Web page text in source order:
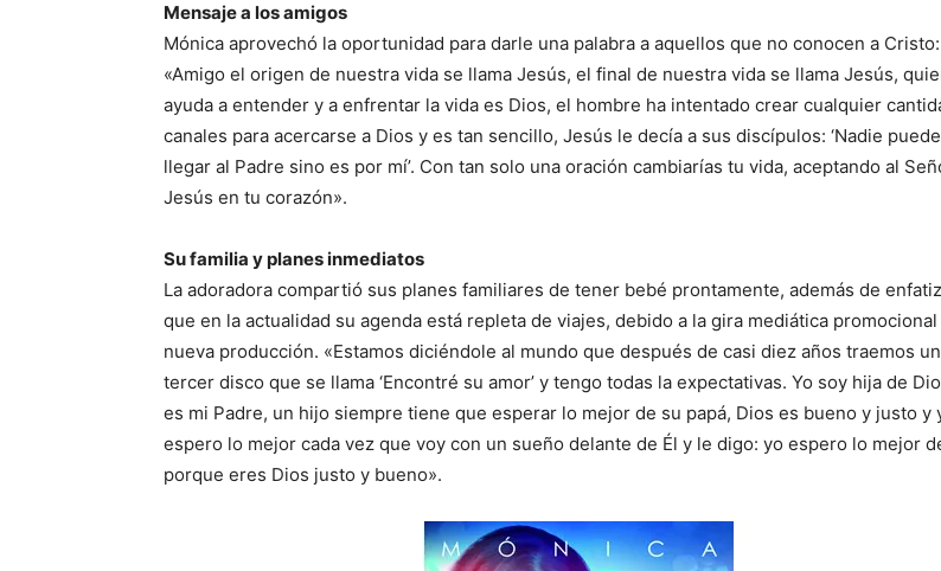
Mensaje a los amigos
Mónica aprovechó la oportunidad para darle una palabra a aquellos que no conocen a Cristo:
«Amigo el origen de nuestra vida se llama Jesús, el final de nuestra vida se llama Jesús,
ayuda a entender y a enfrentar la vida es Dios, el hombre ha intentado crear cualquier
canales para acercarse a Dios y es tan sencillo, Jesús le decía a sus discípulos: ‘Nadie puede
llegar al Padre sino es por mí’. Con tan solo una oración cambiarías tu vida, aceptando al
Jesús en tu corazón».
Su familia y planes inmediatos
La adoradora compartió sus planes familiares de tener bebé prontamente, además de
que en la actualidad su agenda está repleta de viajes, debido a la gira mediática promocional
nueva producción. «Estamos diciéndole al mundo que después de casi diez años traemos un
tercer disco que se llama ‘Encontré su amor’ y tengo todas la expectativas. Yo soy hija de
es mi Padre, un hijo siempre tiene que esperar lo mejor de su papá, Dios es bueno y justo y
espero lo mejor cada vez que voy con un sueño delante de Él y le digo: yo espero lo mejor
porque eres Dios justo y bueno».